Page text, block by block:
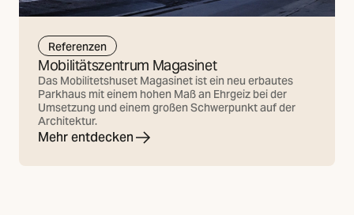
Referenzen
Mobilitätszentrum Magasinet
Das Mobilitetshuset Magasinet ist ein neu erbautes
Parkhaus mit einem hohen Maß an Ehrgeiz bei der
Umsetzung und einem großen Schwerpunkt auf der
Architektur.
Mehr entdecken